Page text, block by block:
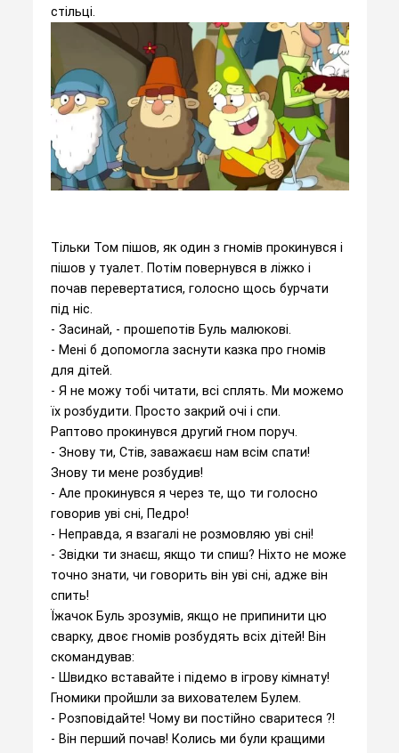
стільці.
Тільки Том пішов, як один з гномів прокинувся і
пішов у туалет. Потім повернувся в ліжко і
почав перевертатися, голосно щось бурчати
під ніс.
- Засинай, - прошепотів Буль малюкові.
- Мені б допомогла заснути казка про гномів
для дітей.
- Я не можу тобі читати, всі сплять. Ми можемо
їх розбудити. Просто закрий очі і спи.
Раптово прокинувся другий гном поруч.
- Знову ти, Стів, заважаєш нам всім спати!
Знову ти мене розбудив!
- Але прокинувся я через те, що ти голосно
говорив уві сні, Педро!
- Неправда, я взагалі не розмовляю уві сні!
- Звідки ти знаєш, якщо ти спиш? Ніхто не може
точно знати, чи говорить він уві сні, адже він
спить!
Їжачок Буль зрозумів, якщо не припинити цю
сварку, двоє гномів розбудять всіх дітей! Він
скомандував:
- Швидко вставайте і підемо в ігрову кімнату!
Гномики пройшли за вихователем Булем.
- Розповідайте! Чому ви постійно сваритеся ?!
- Він перший почав! Колись ми були кращими